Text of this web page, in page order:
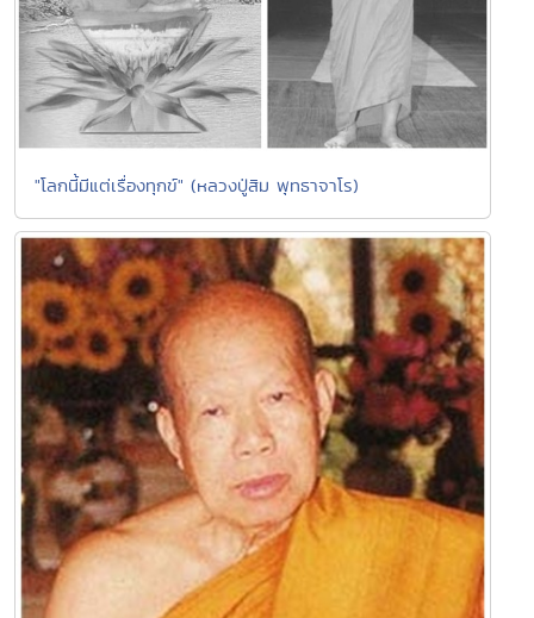
"โลกนี้มีแต่เรื่องทุกข์" (หลวงปู่สิม พุทธาจาโร)